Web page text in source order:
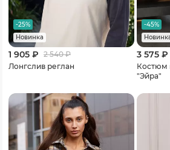
-25%
Новинка
1 905 ₽ 2 540₽
Лонгслив реглан
-45%
3 575 ₽
Костюм
"Эйра"